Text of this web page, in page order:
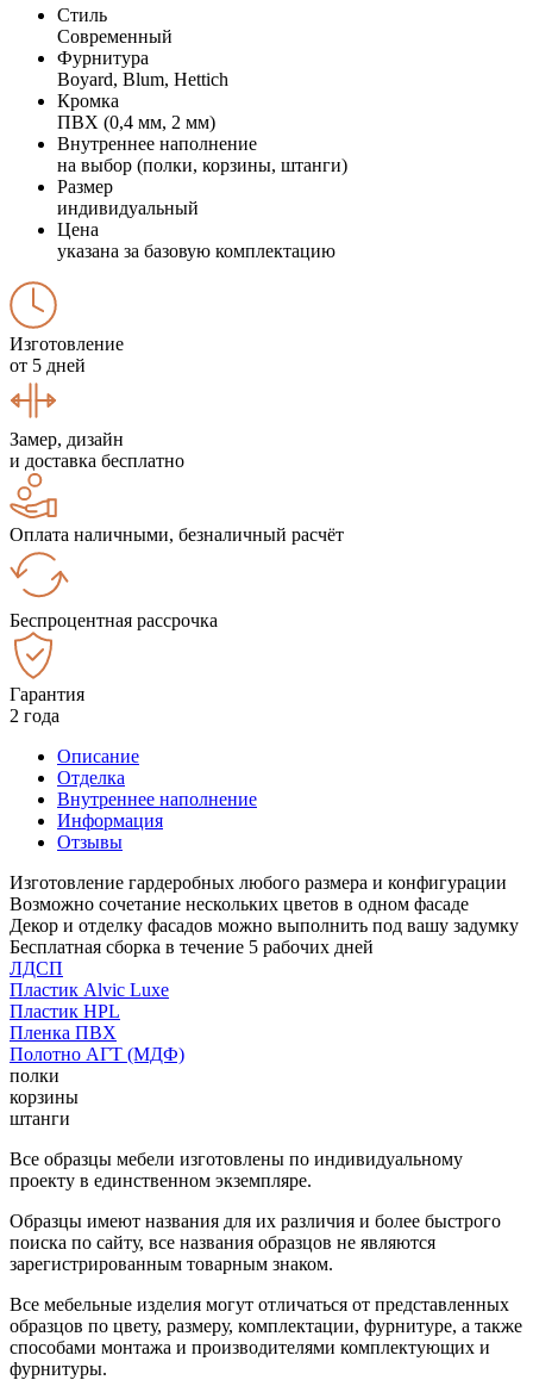
Стиль
Современный
Фурнитура
Boyard, Blum, Hettich
Кромка
ПВХ (0,4 мм, 2 мм)
Внутреннее наполнение
на выбор (полки, корзины, штанги)
Размер
индивидуальный
Цена
указана за базовую комплектацию
Изготовление
от 5 дней
Замер, дизайн
и доставка бесплатно
Оплата наличными, безналичный расчёт
Беспроцентная рассрочка
Гарантия
2 года
Описание
Отделка
Внутреннее наполнение
Информация
Отзывы
Изготовление гардеробных любого размера и конфигурации
Возможно сочетание нескольких цветов в одном фасаде
Декор и отделку фасадов можно выполнить под вашу задумку
Бесплатная сборка в течение 5 рабочих дней
ЛДСП
Пластик Alvic Luxe
Пластик HPL
Пленка ПВХ
Полотно АГТ (МДФ)
полки
корзины
штанги
Все образцы мебели изготовлены по индивидуальному
проекту в единственном экземпляре.
Образцы имеют названия для их различия и более быстрого
поиска по сайту, все названия образцов не являются
зарегистрированным товарным знаком.
Все мебельные изделия могут отличаться от представленных
образцов по цвету, размеру, комплектации, фурнитуре, а также
способами монтажа и производителями комплектующих и
фурнитуры.